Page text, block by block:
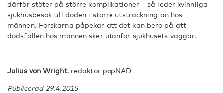
därför stöter på större komplikationer – så leder kvinnliga
sjukhusbesök till döden i större utsträckning än hos
männen. Forskarna påpekar att det kan bero på att
dödsfallen hos männen sker utanför sjukhusets väggar.
Julius von Wright, redaktör popNAD
Publicerad 29.4.2015